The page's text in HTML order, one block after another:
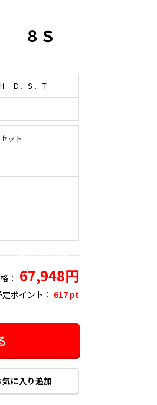
８Ｓ
Ｄ．Ｓ．Ｔ
ット
： 67,948円
ポイント： 617 pt